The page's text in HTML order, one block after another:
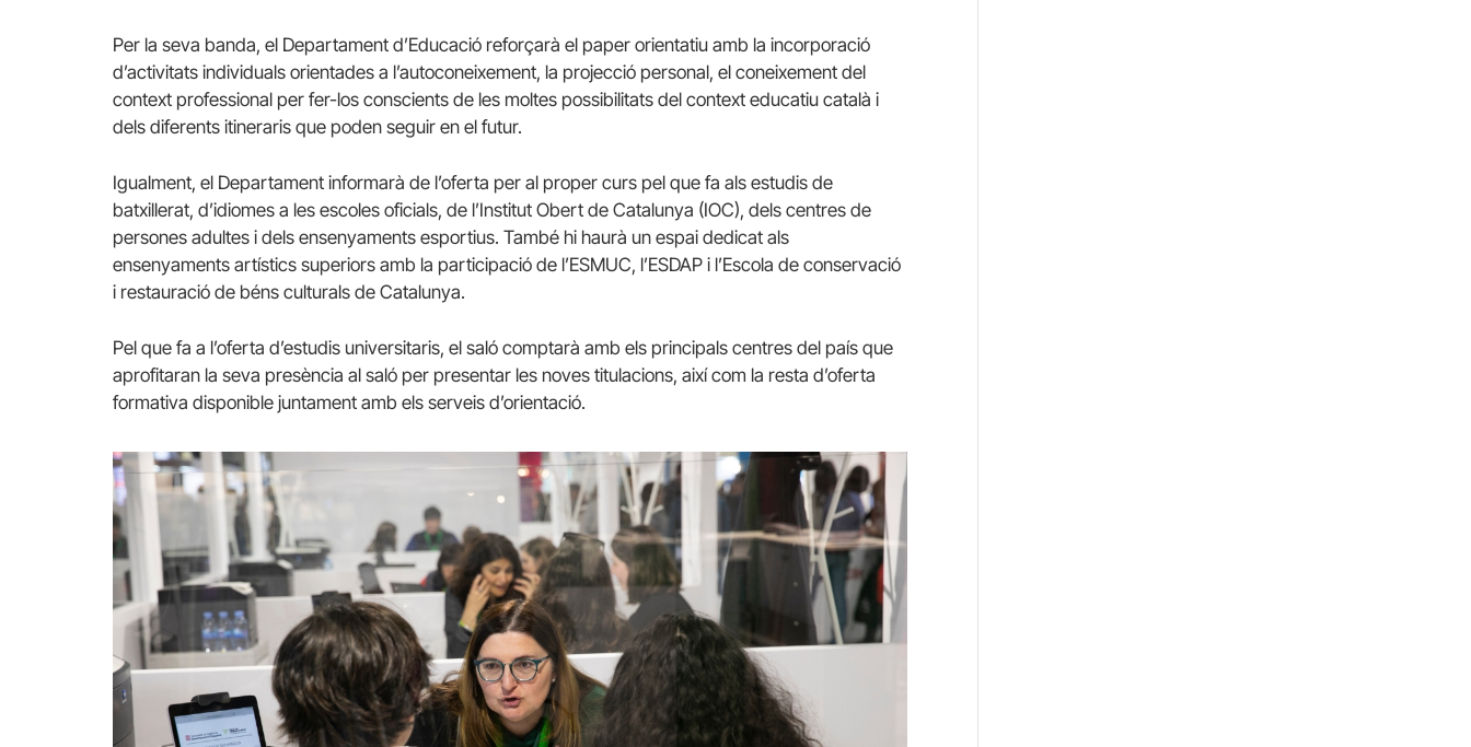
Per la seva banda, el Departament d’Educació reforçarà el paper orientatiu amb la incorporació
d’activitats individuals orientades a l’autoconeixement, la projecció personal, el coneixement del
context professional per fer-los conscients de les moltes possibilitats del context educatiu català i
dels diferents itineraris que poden seguir en el futur.
Igualment, el Departament informarà de l’oferta per al proper curs pel que fa als estudis de
batxillerat, d’idiomes a les escoles oficials, de l’Institut Obert de Catalunya (IOC), dels centres de
persones adultes i dels ensenyaments esportius. També hi haurà un espai dedicat als
ensenyaments artístics superiors amb la participació de l’ESMUC, l’ESDAP i l’Escola de conservació
i restauració de béns culturals de Catalunya.
Pel que fa a l’oferta d’estudis universitaris, el saló comptarà amb els principals centres del país que
aprofitaran la seva presència al saló per presentar les noves titulacions, així com la resta d’oferta
formativa disponible juntament amb els serveis d’orientació.